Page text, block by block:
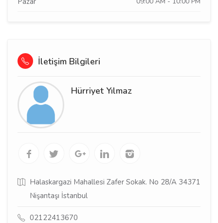
İletişim Bilgileri
Hürriyet Yılmaz
Halaskargazi Mahallesi Zafer Sokak. No 28/A 34371
Nişantaşı İstanbul
02122413670